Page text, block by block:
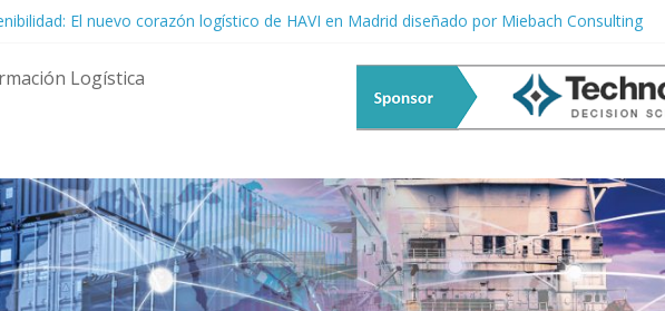
El nuevo corazón logístico de HAVI en Madrid diseñado por Miebach Consulting
Femenino: El Motor Estratégico que la Logística Ya No Puede Ignorar
la Era de las Cadenas de Suministro Predictivas y Autónomas
Logística